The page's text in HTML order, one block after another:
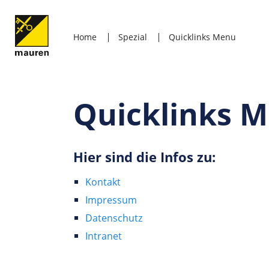
Home Spezial Quicklinks Menu
Quicklinks
Hier sind die Infos zu:
Kontakt
Impressum
Datenschutz
Intranet